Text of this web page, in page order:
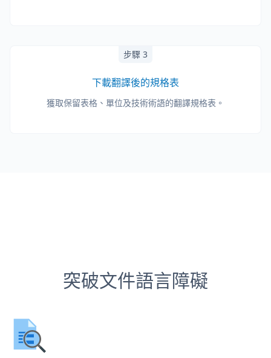
步驟 3
下載翻譯後的規格表
獲取保留表格、單位及技術術語的翻譯規格表。
突破文件語言障礙